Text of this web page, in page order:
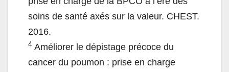
soins de santé axés sur la valeur. CHEST.
2016.
4 Améliorer le dépistage précoce du
cancer du poumon : prise en charge